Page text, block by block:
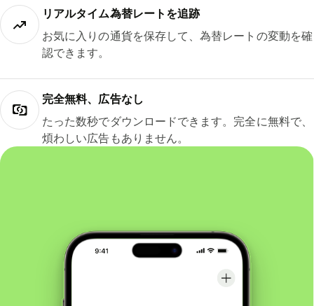
リアルタイム為替レートを追跡
お気に入りの通貨を保存して、為替レートの変動を確
認できます。
完全無料、広告なし
たった数秒でダウンロードできます。完全に無料で、
煩わしい広告もありません。